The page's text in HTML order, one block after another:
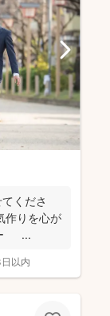
くださ
作りを心が
...
以内